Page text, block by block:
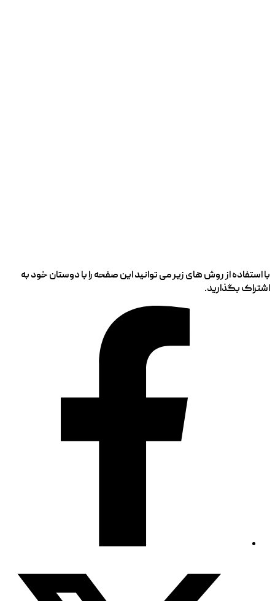
با استفاده از روش های زیر می توانید این صفحه را با دوستان خود به
اشتراک بگذارید.